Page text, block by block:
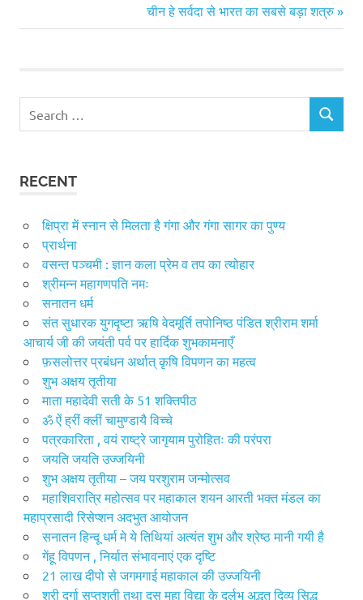
Next
Post:
चीन हे सर्वदा से भारत का सबसे बड़ा शत्रु
for:
SEARCH
RECENT
क्षिप्रा में स्नान से मिलता है गंगा और गंगा सागर का पुण्य
प्रार्थना
वसन्त पञ्चमी : ज्ञान कला प्रेम व तप का त्योहार
श्रीमन्न महागणपति नमः
सनातन धर्म
संत सुधारक युगदृष्टा ऋषि वेदमूर्ति तपोनिष्ठ पंडित श्रीराम शर्मा
आचार्य जी की जयंती पर्व पर हार्दिक शुभकामनाएँ
फ़सलोत्तर प्रबंधन अर्थात् कृषि विपणन का महत्व
शुभ अक्षय तृतीया
माता महादेवी सती के 51 शक्तिपीठ
ॐ ऐं ह्रीं क्लीं चामुण्डायै विच्चे
पत्रकारिता , वयं राष्ट्रे जागृयाम पुरोहितः की परंपरा
जयति जयति उज्जयिनी
शुभ अक्षय तृतीया – जय परशुराम जन्मोत्सव
महाशिवरात्रि महोत्सव पर महाकाल शयन आरती भक्त मंडल का
महाप्रसादी रिसेप्शन अदभुत आयोजन
सनातन हिन्दू धर्म मे ये तिथियां अत्यंत शुभ और श्रेष्ठ मानी गयी है
गेंहू विपणन , निर्यात संभावनाएं एक दृष्टि
21 लाख दीपो से जगमगाई महाकाल की उज्जयिनी
श्री दुर्गा सप्तशती तथा दस महा विद्या के दुर्लभ अद्भुत दिव्य सिद्ध